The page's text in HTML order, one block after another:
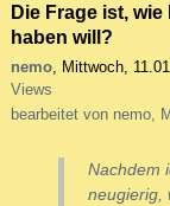
Die Frage ist,
haben will?
nemo, Mittwoch,
Views
bearbeitet von nemo,
Nachdem
neugierig,